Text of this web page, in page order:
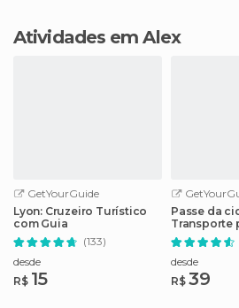
Atividades em Alex
GetYourGuide
Lyon: Cruzeiro Turístico
com Guia
(133)
desde
R$ 15
Passe da
Transporte
de 40
desde
R$ 39